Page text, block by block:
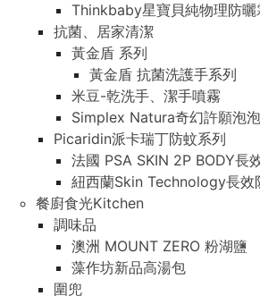
Thinkbaby星寶貝純物理防曬
抗菌、居家清潔
黃金盾 系列
黃金盾 抗菌洗護手系列
米豆-乾洗手、潔手噴霧
Simplex Natura奇幻許願泡泡
Picaridin派卡瑞丁防蚊系列
法國 PSA SKIN 2P BODY長
紐西蘭Skin Technology長效
餐廚食光Kitchen
調味品
澳洲 MOUNT ZERO 粉湖鹽
藻作坊新品高湯包
圍兜
Thinkbaby星寶貝純物理防曬
抗菌、居家清潔
黃金盾 系列
黃金盾 抗菌洗護手系列
米豆-乾洗手、潔手噴霧
Simplex Natura奇幻許願泡泡
Picaridin派卡瑞丁防蚊系列
法國 PSA SKIN 2P BODY長
紐西蘭Skin Technology長效
餐廚食光Kitchen
調味品
澳洲 MOUNT ZERO 粉湖鹽
藻作坊新品高湯包
圍兜